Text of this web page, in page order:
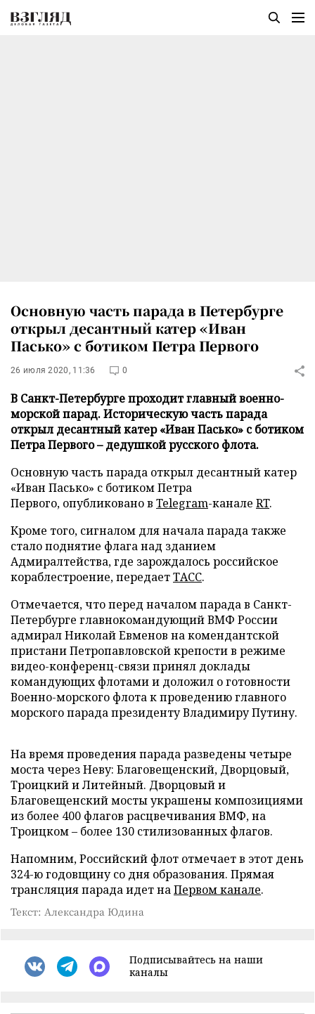
Основную часть парада в Петербурге
открыл десантный катер «Иван
Пасько» с ботиком Петра Первого
26 июля 2020, 11:36 0
В Санкт-Петербурге проходит главный военно-
морской парад. Историческую часть парада
открыл десантный катер «Иван Пасько» с ботиком
Петра Первого – дедушкой русского флота.
Основную часть парада открыл десантный катер
«Иван Пасько» с ботиком Петра
Первого, опубликовано в Telegram-канале RT.
Кроме того, сигналом для начала парада также
стало поднятие флага над зданием
Адмиралтейства, где зарождалось российское
кораблестроение, передаетТАСС.
Отмечается, что перед началом парада в Санкт-
Петербурге главнокомандующий ВМФ России
адмирал Николай Евменов на комендантской
пристани Петропавловской крепости в режиме
видео-конференц-связи принял доклады
командующих флотами и доложил о готовности
Военно-морского флота к проведению главного
морского парада президенту Владимиру Путину.
На время проведения парада разведены четыре
моста через Неву: Благовещенский, Дворцовый,
Троицкий и Литейный. Дворцовый и
Благовещенский мосты украшены композициями
из более 400 флагов расцвечивания ВМФ, на
Троицком – более 130 стилизованных флагов.
Напомним, Российский флот отмечает в этот день
324-ю годовщину со дня образования. Прямая
трансляция парада идет наПервом канале.
Текст: Александра Юдина
Подписывайтесь на наши
каналы